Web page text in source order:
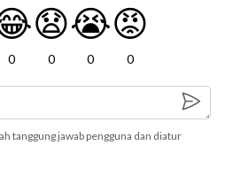
0
😧
0
😭
0
😡
0
tanggung jawab pengguna dan diatur